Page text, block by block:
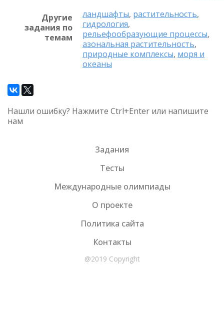
Другие
задания по
темам
ландшафты, растительность,
гидрология,
рельефообразующие процессы,
азональная растительность,
природные комплексы, моря и
океаны
Нашли ошибку? Нажмите Ctrl+Enter или напишите
нам
Задания
Тесты
Международные олимпиады
О проекте
Политика сайта
Контакты
@2019 Copyright